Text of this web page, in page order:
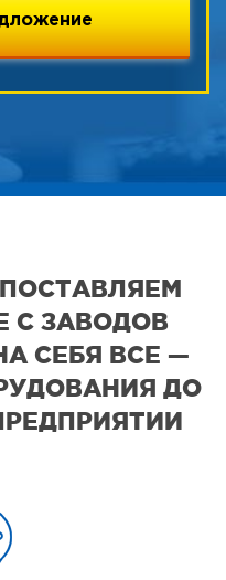
С ЗАВОДОВ
СЕБЯ ВСЕ —
ДО